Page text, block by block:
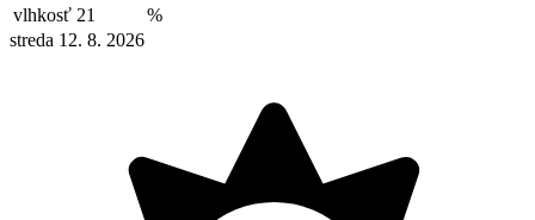
vlhkosť 21
%
streda 12. 8. 2026